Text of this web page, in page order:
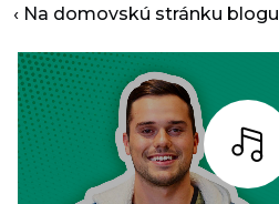
‹ Na domovskú stránku blogu